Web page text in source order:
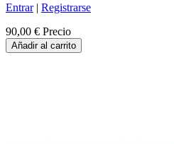
Entrar| Registrarse
90,00 € Precio
Añadir al carrito